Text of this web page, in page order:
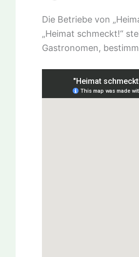
Die Betriebe von
„Heimat schmeckt!“
Gastronomen,